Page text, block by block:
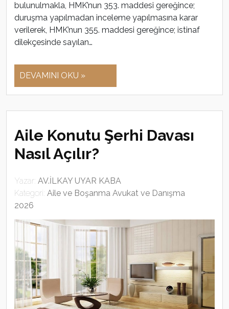
bulunulmakla, HMK’nun 353. maddesi gereğince;
duruşma yapılmadan inceleme yapılmasına karar
verilerek, HMK’nun 355. maddesi gereğince; istinaf
dilekçesinde sayılan…
DEVAMINI OKU »
Aile Konutu Şerhi Davası
Nasıl Açılır?
Yazar: AV.İLKAY UYAR KABA
Kategori: Aile ve Boşanma Avukat ve Danışma
2026